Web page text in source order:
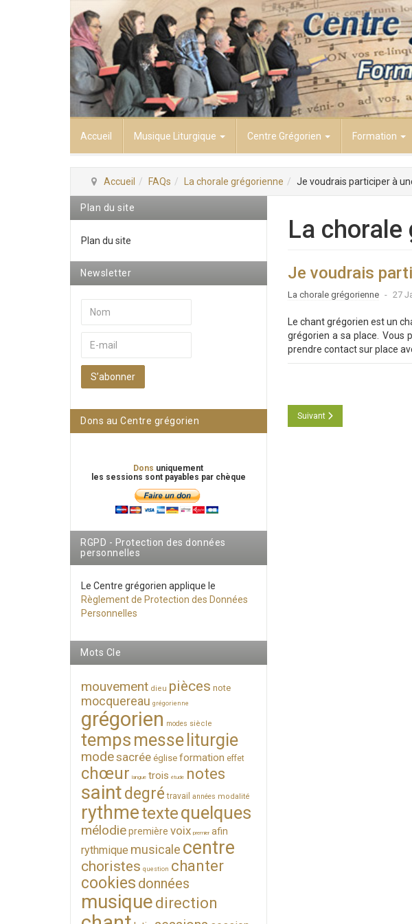
Accueil Musique Liturgique Centre Grégorien Formation
Accueil FAQs La chorale grégorienne Je voudrais participer à
La chorale
Je voudrais
La chorale grégorienne 27
Le chant grégorien est un
grégorien a sa place. Vous
prendre contact sur place
Article suivant : Je ne
Suivant
Plan du site
Plan du site
Newsletter
S’abonner
Dons au Centre grégorien
Dons uniquement
les sessions sont payables par chèque
RGPD - Protection des données
personnelles
Le Centre grégorien applique le
Règlement de Protection des Données
Personnelles
Mots Cle
mouvement dieu pièces note
mocquereau grégorienne
grégorien modes siècle
temps messe liturgie
modesacrée église formation effet
chœur langue trois étude notes
saintdegré travail années modalité
rythmetextequelques
mélodiepremière voix premier afin
rythmique musicale centre
choristes question chanter
cookies données
musique direction